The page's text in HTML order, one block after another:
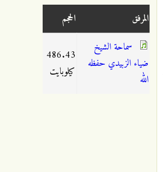
المرفق
الحجم
سماحة الشيخ
ضياء الزبيدي حفظه
الله
486.43
كيلوبايت